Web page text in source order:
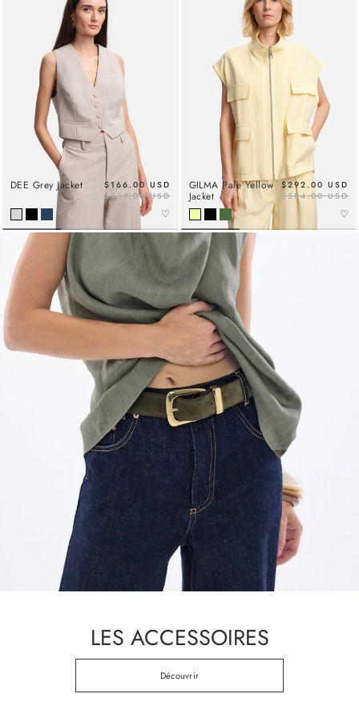
DEE Grey Jacket
$166.00 USD
$331.00 USD
♡
GILMA Pale Yellow
Jacket
$292.00 USD
$584.00 USD
♡
LES ACCESSOIRES
Découvrir